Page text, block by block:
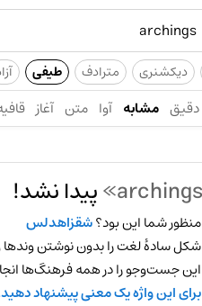
دیکشنری مترادف طیفی
دقیق مشابه آوا متن آغاز
پیدا نشد!
منظور شما این بود؟شقزاهدلس
شکل سادهٔ لغت را بدون نوشتن
این جست‌وجو را در همه فرهنگ‌ها
برای این واژه یک معنی پیشنهاد